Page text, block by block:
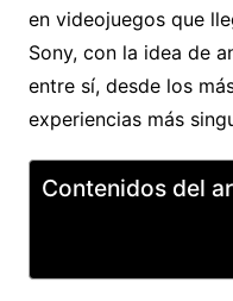
en videojuegos que
Sony, con la idea de
entre sí, desde los
experiencias más
Contenidos del